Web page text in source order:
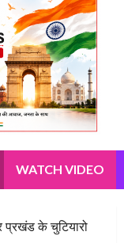
WATCH VIDEO
प्रखंड के चुटियारो